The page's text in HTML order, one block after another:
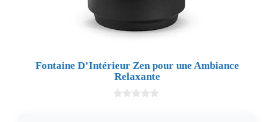
Fontaine D’Intérieur Zen pour une Ambiance
Relaxante